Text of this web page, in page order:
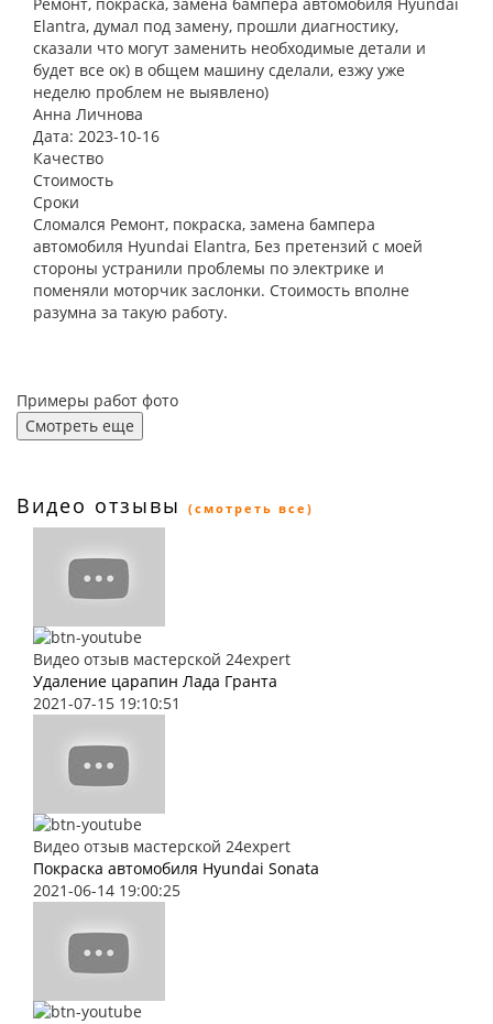
Elantra, думал под замену, прошли диагностику,
сказали что могут заменить необходимые детали и
будет все ок) в общем машину сделали, езжу уже
неделю проблем не выявлено)
Анна Личнова
Дата: 2023-10-16
Качество
Стоимость
Сроки
Сломался Ремонт, покраска, замена бампера
автомобиля Hyundai Elantra, Без претензий с моей
стороны устранили проблемы по электрике и
поменяли моторчик заслонки. Стоимость вполне
разумна за такую работу.
Примеры работ фото
Смотреть еще
Видео отзывы (смотреть все)
Видео отзыв мастерской 24expert
Удаление царапин Лада Гранта
2021-07-15 19:10:51
Видео отзыв мастерской 24expert
Покраска автомобиля Hyundai Sonata
2021-06-14 19:00:25